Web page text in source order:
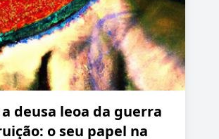
deusa leoa da guerra
o seu papel na